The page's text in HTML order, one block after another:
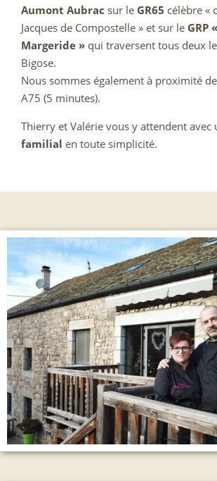
Aumont Aubrac sur le GR65 célèbre «
Jacques de Compostelle » et sur le GRP
Margeride » qui traversent tous deux
Bigose.
Nous sommes également à proximité
A75 (5 minutes).
Thierry et Valérie vous y attendent avec
familial en toute simplicité.